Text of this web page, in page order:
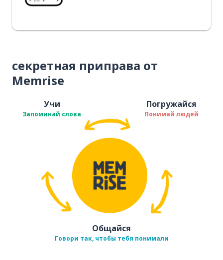
секретная приправа от
Memrise
Учи
Запоминай слова
Погружайся
Понимай людей
Общайся
Говори так, чтобы тебя понимали